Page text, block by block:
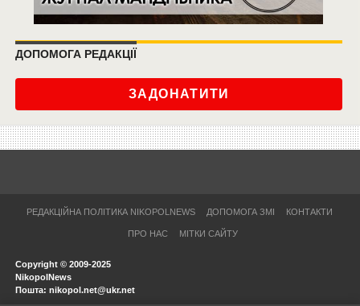
ДОПОМОГА РЕДАКЦІЇ
ЗАДОНАТИТИ
РЕДАКЦІЙНА ПОЛІТИКА NIKOPOLNEWS ДОПОМОГА ЗМІ КОНТАКТИ
ПРО НАС МІТКИ САЙТУ
Copyright © 2009-2025
NikopolNews
Пошта: nikopol.net@ukr.net